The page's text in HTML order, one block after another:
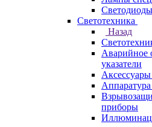
Светодиоды
Светотехника
Назад
Аварийное
указатели
приборы